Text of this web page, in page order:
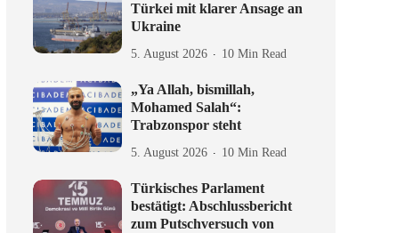
Türkei mit klarer Ansage an
Ukraine
5. August 2026 10 Min Read
„Ya Allah, bismillah,
Mohamed Salah“:
Trabzonspor steht
5. August 2026 10 Min Read
Türkisches Parlament
bestätigt: Abschlussbericht
zum Putschversuch von